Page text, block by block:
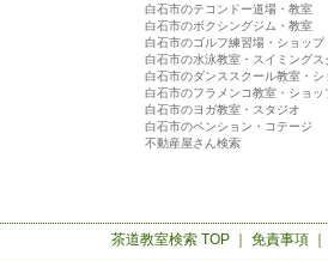
白石市のテコンドー道場・教室
白石市のボクシングジム・教室
白石市のゴルフ練習場・ショップ
白石市の水泳教室・スイミングス
白石市のダンススクール教室・シ
白石市のフラメンコ教室・ショッ
白石市のヨガ教室・スタジオ
白石市のペンション・コテージ
不動産屋さん検索
茶道教室検索TOP ｜ 免責事項